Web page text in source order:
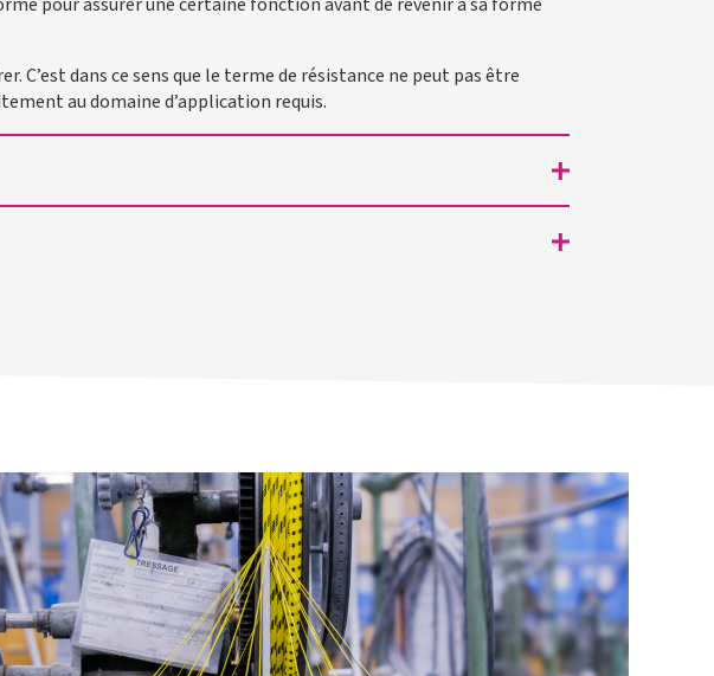
C’est dans ce sens que le terme de résistance ne peut pas être
au domaine d’application requis.